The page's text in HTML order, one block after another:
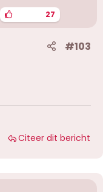
27
#103
Citeer dit bericht